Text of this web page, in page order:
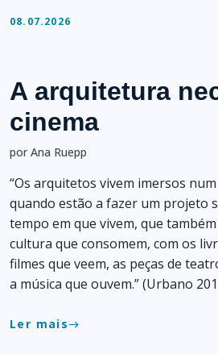
08.07.2026
A arquitetura
cinema
por Ana Ruepp
“Os arquitetos vivem imersos
quando estão a fazer um projeto
tempo em que vivem, que
cultura que consomem, com os
filmes que veem, as peças de
a música que ouvem.” (Urbano
Ler maiseast